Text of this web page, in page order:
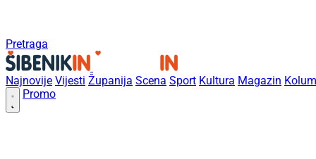
Pretraga
Najnovije Vijesti Županija Scena Sport Kultura Magazin
Promo